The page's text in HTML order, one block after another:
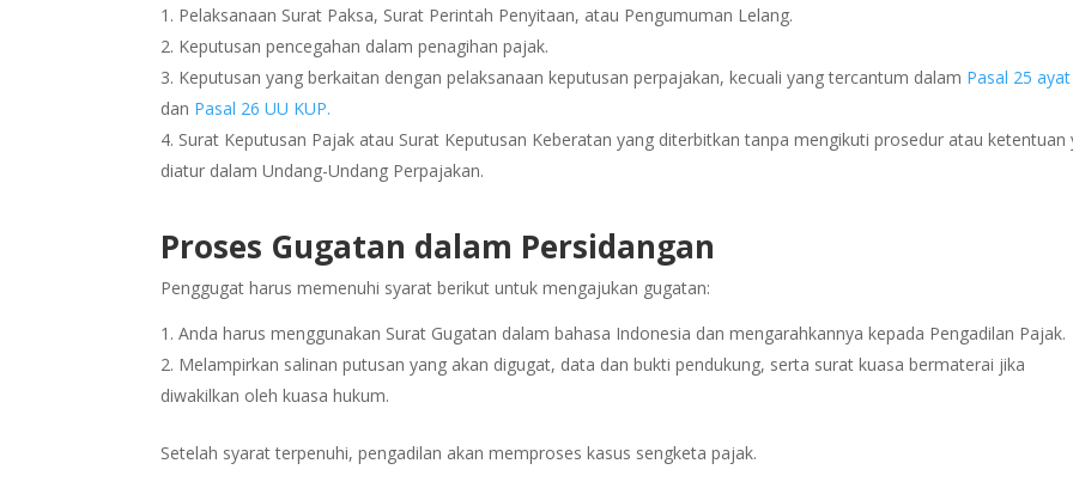
Pelaksanaan Surat Paksa, Surat Perintah Penyitaan, atau Pengumuman Lelang.
Keputusan pencegahan dalam penagihan pajak.
Keputusan yang berkaitan dengan pelaksanaan keputusan perpajakan, kecuali yang tercantum dalam Pasal 25
dan Pasal 26 UU KUP.
Surat Keputusan Pajak atau Surat Keputusan Keberatan yang diterbitkan tanpa mengikuti prosedur atau ketentuan
diatur dalam Undang-Undang Perpajakan.
Proses Gugatan dalam Persidangan
Penggugat harus memenuhi syarat berikut untuk mengajukan gugatan:
Anda harus menggunakan Surat Gugatan dalam bahasa Indonesia dan mengarahkannya kepada Pengadilan Pajak.
Melampirkan salinan putusan yang akan digugat, data dan bukti pendukung, serta surat kuasa bermaterai jika
diwakilkan oleh kuasa hukum.
Setelah syarat terpenuhi, pengadilan akan memproses kasus sengketa pajak.